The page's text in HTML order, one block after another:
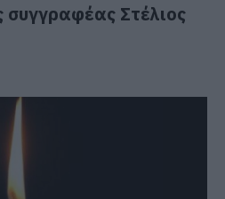
Στέλιος